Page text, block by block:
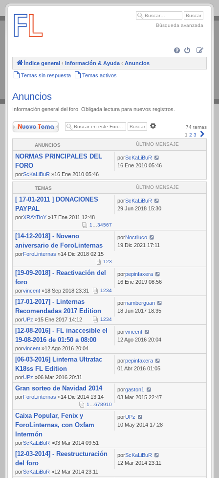
.
Búsqueda avanzada
Índice general ‹ Información & Ayuda ‹ Anuncios
Temas sin respuesta Temas activos
Anuncios
Información general del foro. Obligada lectura para nuevos registros.
Nuevo Tema
74 temas
1 2 3
ANUNCIOS ÚLTIMO MENSAJE
NORMAS PRINCIPALES DEL
FORO
porScKaLiBuR »16 Ene 2010 05:46
porScKaLiBuR
16 Ene 2010 05:46
TEMAS ÚLTIMO MENSAJE
[ 17-01-2011 ] DONACIONES
PAYPAL
porXRAYBoY »17 Ene 2011 12:48
1 34567
porScKaLiBuR
29 Jun 2018 15:30
[14-12-2018] - Noveno
aniversario de ForoLinternas
porForoLinternas »14 Dic 2018 02:15
123
porNoctiluco
19 Dic 2021 17:11
[19-09-2018] - Reactivación del
foro
porvincent »18 Sep 2018 23:31 1234
porpepinfaxera
16 Ene 2019 08:56
[17-01-2017] - Linternas
Recomendadas 2017 Edition
porUPz »15 Ene 2017 14:12 1234
pornamberguan
18 Jun 2017 18:35
[12-08-2016] - FL inaccesible el
19-08-2016 de 01:50 a 08:00
porvincent »12 Ago 2016 20:04
porvincent
12 Ago 2016 20:04
[06-03-2016] Linterna Ultratac
K18ss FL Edition
porUPz »06 Mar 2016 20:31
porpepinfaxera
01 Abr 2016 01:05
Gran sorteo de Navidad 2014
porForoLinternas »14 Dic 2014 13:14
1 678910
porgaston1
03 Mar 2015 22:47
Caixa Popular, Fenix y
ForoLinternas, con Oxfam
Intermón
porScKaLiBuR »03 Mar 2014 09:51
porUPz
10 May 2014 17:28
[12-03-2014] - Reestructuración
del foro
porScKaLiBuR »12 Mar 2014 23:11
porScKaLiBuR
12 Mar 2014 23:11